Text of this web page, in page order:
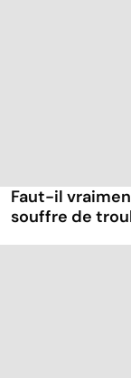
Faut-il
souffre de